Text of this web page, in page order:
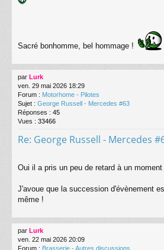
Sacré bonhomme, bel hommage !
par Lurk
ven. 29 mai 2026 18:29
Forum : Motorhome - Pilotes
Sujet : George Russell - Mercedes #63
Réponses : 45
Vues : 33466
Re: George Russell - Mercedes
Oui il a pris un peu de retard à un moment
J'avoue que la succession d'évènement
même !
par Lurk
ven. 22 mai 2026 20:09
Forum : Brasserie - Autres discussions